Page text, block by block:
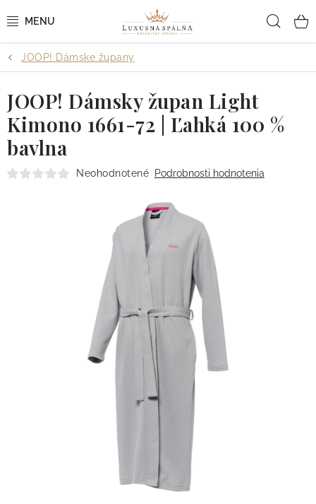
na
POSTEĽNÉ OBLIEČKY
POSTEĽNÉ PLACHTY
PREHOZY A PAPLÓNY
VANKÚŠE A OBLIEČKY
Doprava
Kontakt
Obchodné podmienky
Podmienky ochrany osobných údajov
Vrátenie tovaru
JOOP! Dámske župany
JOOP! Dámsky župan Light
Kimono 1661-72 | Ľahká 100 %
bavlna
Neohodnotené Podrobnosti hodnotenia